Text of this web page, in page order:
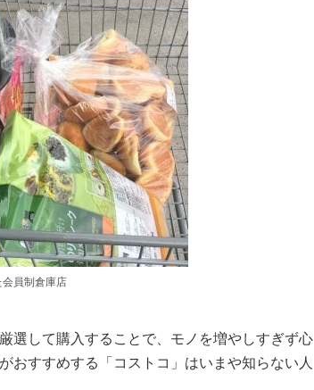
会員制倉庫店
選して購入することで、モノを増やしすぎず心
おすすめする「コストコ」はいまや知らない人